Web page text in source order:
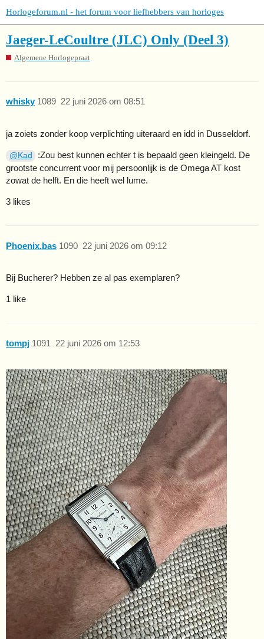
Horlogeforum.nl - het forum voor liefhebbers van horloges
Jaeger-LeCoultre (JLC) Only (Deel 3)
Algemene Horlogepraat
whisky 22 juni 2026 om 08:51
1089
ja zoiets zonder koop verplichting uiteraard en idd in Dusseldorf.
@Kad
:Zou best kunnen echter t is bepaald geen kleingeld. De
grootste concurrent voor mij persoonlijk is de Omega AT kost
zowat de helft. En die heeft wel lume.
3 likes
Phoenix.bas 22 juni 2026 om 09:12
1090
Bij Bucherer? Hebben ze al pas exemplaren?
1 like
tompj 22 juni 2026 om 12:53
1091